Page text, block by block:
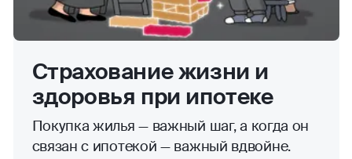
Страхование жизни и
здоровья при ипотеке
Покупка жилья — важный шаг, а когда он
связан с ипотекой — важный вдвойне.